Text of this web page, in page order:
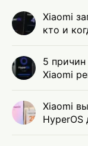
Xiaomi
кто и
5
Xiaomi
Xiaomi